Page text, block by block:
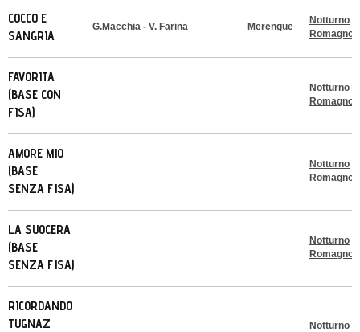
COCCO E
SANGRIA
G.Macchia - V. Farina Merengue
Notturno
FAVORITA
(BASE CON
FISA)
Notturno
AMORE MIO
(BASE
SENZA FISA)
Notturno
LA SUOCERA
(BASE
SENZA FISA)
Notturno
RICORDANDO
TUGNAZ
Notturno